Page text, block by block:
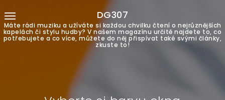
DG307
Máte rádi muziku a užíváte si každou chvilku čtení o nejrůznějších
kapelách či stylu hudby? V našem magazínu určitě najdete to, co
potřebujete a co více, můžete do něj přispívat také svými články,
zkuste to!